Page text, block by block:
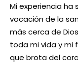
Mi experiencia ha
vocación de la
más cerca de
toda mi vida y mi
que brota del